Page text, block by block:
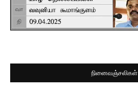
நினைவஞ்சலிகள்